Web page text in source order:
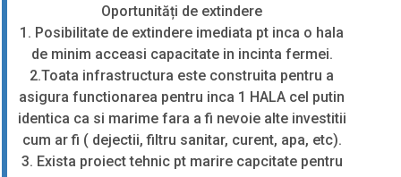
Oportunități de extindere
1. Posibilitate de extindere imediata pt inca o hala
de minim acceasi capacitate in incinta fermei.
2.Toata infrastructura este construita pentru a
asigura functionarea pentru inca 1 HALA cel putin
identica ca si marime fara a fi nevoie alte investitii
cum ar fi ( dejectii, filtru sanitar, curent, apa, etc).
3. Exista proiect tehnic pt marire capcitate pentru